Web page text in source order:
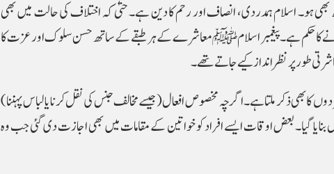
ہو۔ اسلام ہمدردی، انصاف اور رحم کا دین ہے۔ حتیٰ کہ اختلاف کی حالت میں بھی
کا حکم ہے۔ پیغمبر اسلام ﷺ معاشرے کے ہر طبقے کے ساتھ حسن سلوک اور عزت کا
طور پر نظر انداز کیے جاتے تھے۔
کا بھی ذکر ملتا ہے۔ اگرچہ مخصوص افعال (جیسے مخالف جنس کی نقل کرنا یا لباس پہننا)
بنایا گیا۔ بعض اوقات ایسے افراد کو خواتین کے مقامات میں بھی اجازت دی گئی جب وہ